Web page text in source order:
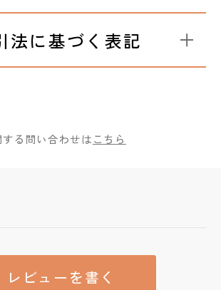
法に基づく表記
る問い合わせはこちら
レビューを書く